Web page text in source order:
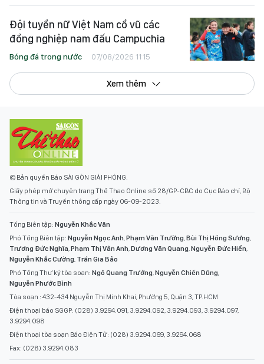
Đội tuyển nữ Việt Nam cổ vũ các
đồng nghiệp nam đấu Campuchia
Bóng đá trong nước 07/08/2026 11:15
Xem thêm
© Bản quyền Báo SÀI GÒN GIẢI PHÓNG.
Giấy phép mở chuyên trang Thể Thao Online số 28/GP-CBC do Cục Báo chí, Bộ
Thông tin và Truyền thông cấp ngày 06-09-2023.
Tổng Biên tập: Nguyễn Khắc Văn
Phó Tổng Biên tập: Nguyễn Ngọc Anh Phạm Văn Trường Bùi Thị Hồng Sương
Trương Đức Nghĩa Phạm Thị Vân Anh Dương Văn Quang Nguyễn Đức Hiển
Nguyễn Khắc Cường Trần Gia Bảo
Phó Tổng Thư ký tòa soạn: Ngô Quang Trưởng Nguyễn Chiến Dũng
Nguyễn Phước Bình
Tòa soạn : 432-434 Nguyễn Thị Minh Khai, Phường 5, Quận 3, TP.HCM
Điện thoại báo SGGP: (028) 3.9294.091, 3.9294.092, 3.9294.093, 3.9294.097,
3.9294.098
Điện thoại tòa soạn Báo Điện Tử: (028) 3.9294.069, 3.9294.068
Fax: (028) 3.9294.083